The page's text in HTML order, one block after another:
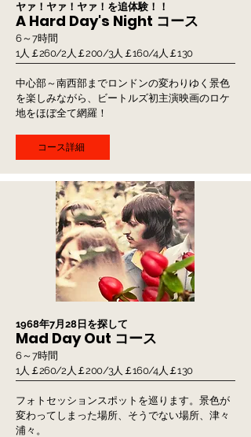
A Hard Day's Night コース
ヤァ！ヤァ！ヤァ！を追体験！！
6～7時間
1人￡260/2人￡200/3人￡160/4人￡130
中心部～南西部までロンドンの変わりゆく景色
を楽しみながら、ビートルズ初主演映画のロケ
地をほぼ全て網羅！​
コース詳細
Mad Day Out コース
1968年7月28日を探して
6～7時間
1人￡260/2人￡200/3人￡160/4人￡130
フォトセッションスポットを巡ります。景色が
変わってしまった場所、そうでない場所、津々
浦々。